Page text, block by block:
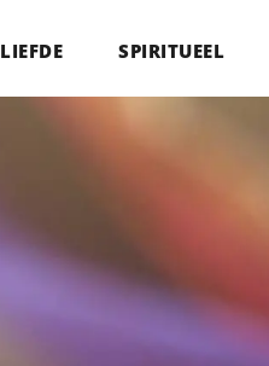
LIEFDE SPIRITUEEL